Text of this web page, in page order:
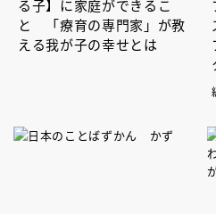
る子】に家庭ができるこ
と 「療育の専門家」が教
える我が子の幸せとは